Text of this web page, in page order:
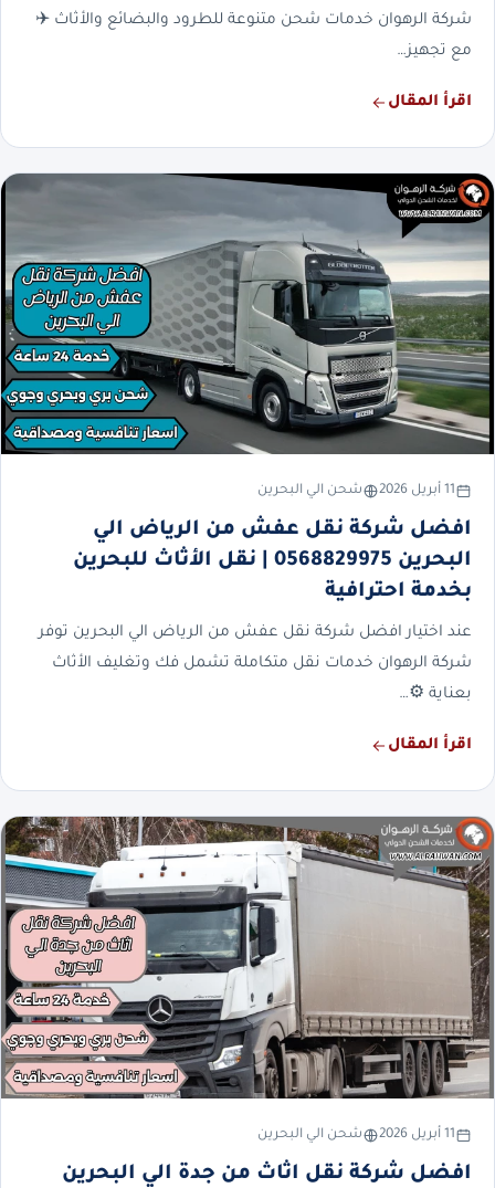
شركة الرهوان خدمات شحن متنوعة للطرود والبضائع والأثاث ✈️
مع تجهيز…
اقرأ المقال
11 أبريل 2026 شحن الي البحرين
افضل شركة نقل عفش من الرياض الي
البحرين 0568829975 | نقل الأثاث للبحرين
بخدمة احترافية
عند اختيار افضل شركة نقل عفش من الرياض الي البحرين توفر
شركة الرهوان خدمات نقل متكاملة تشمل فك وتغليف الأثاث
بعناية ⚙️…
اقرأ المقال
11 أبريل 2026 شحن الي البحرين
افضل شركة نقل اثاث من جدة الي البحرين